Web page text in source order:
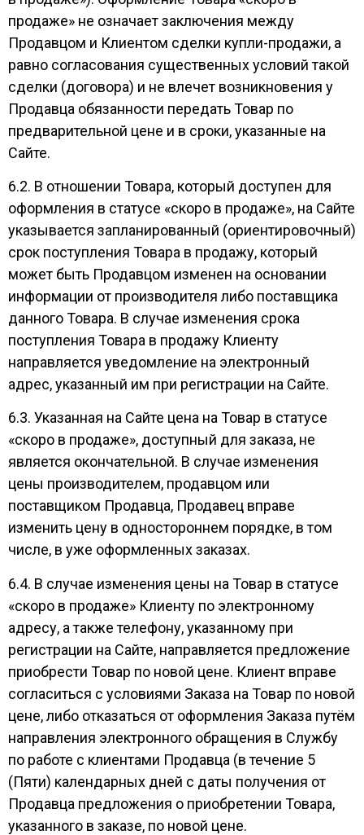
продаже» не означает заключения между
Продавцом и Клиентом сделки купли-продажи, а
равно согласования существенных условий такой
сделки (договора) и не влечет возникновения у
Продавца обязанности передать Товар по
предварительной цене и в сроки, указанные на
Сайте.
6.2. В отношении Товара, который доступен для
оформления в статусе «скоро в продаже», на Сайте
указывается запланированный (ориентировочный)
срок поступления Товара в продажу, который
может быть Продавцом изменен на основании
информации от производителя либо поставщика
данного Товара. В случае изменения срока
поступления Товара в продажу Клиенту
направляется уведомление на электронный
адрес, указанный им при регистрации на Сайте.
6.3. Указанная на Сайте цена на Товар в статусе
«скоро в продаже», доступный для заказа, не
является окончательной. В случае изменения
цены производителем, продавцом или
поставщиком Продавца, Продавец вправе
изменить цену в одностороннем порядке, в том
числе, в уже оформленных заказах.
6.4. В случае изменения цены на Товар в статусе
«скоро в продаже» Клиенту по электронному
адресу, а также телефону, указанному при
регистрации на Сайте, направляется предложение
приобрести Товар по новой цене. Клиент вправе
согласиться с условиями Заказа на Товар по новой
цене, либо отказаться от оформления Заказа путём
направления электронного обращения в Службу
по работе с клиентами Продавца (в течение 5
(Пяти) календарных дней с даты получения от
Продавца предложения о приобретении Товара,
указанного в заказе, по новой цене.